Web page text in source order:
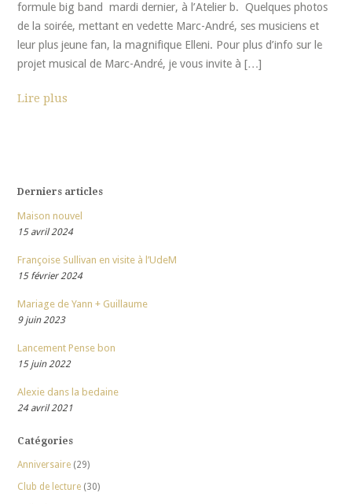
formule big band mardi dernier, à l’Atelier b. Quelques photos
de la soirée, mettant en vedette Marc-André, ses musiciens et
leur plus jeune fan, la magnifique Elleni. Pour plus d’info sur le
projet musical de Marc-André, je vous invite à […]
Lire plus
Derniers articles
Maison nouvel
15 avril 2024
Françoise Sullivan en visite à l’UdeM
15 février 2024
Mariage de Yann + Guillaume
9 juin 2023
Lancement Pense bon
15 juin 2022
Alexie dans la bedaine
24 avril 2021
Catégories
Anniversaire(29)
Club de lecture(30)